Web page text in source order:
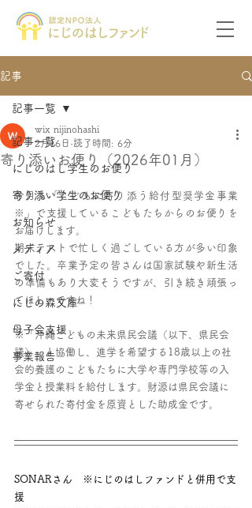
記事
記事一覧
にじのはし学生のお便り
寄り添い学生のお便り
お知らせ
メディア
ご寄付
にじの森文庫
母子会支援
事業報告
記事一覧
寄り添いお便り（2026年01月）
wix nijinohashi
2月16日 読了時間: 6分
今月も「こどもに寄り添う給付型奨学金事業
※」で支援しているこどもたちからのお便りを
お届けします。
期末テストで忙しく過ごしている方が多い印象
でした。卒業予定の皆さんは国家試験や新生活
の準備もあり大変そうですが、引き続き頑張っ
てほしいですね！
※「沖縄こどもの未来県民会議（以下、県民会
議）」と協働し、進学を希望する18歳以上の社
会的養護のこどもたちに大学や専門学校等の入
学金と授業料を給付します。財源は県民会議に
寄せられた寄付金を原資とした助成金です。
SONARさん　※にじのはしファンドと併用で支
援